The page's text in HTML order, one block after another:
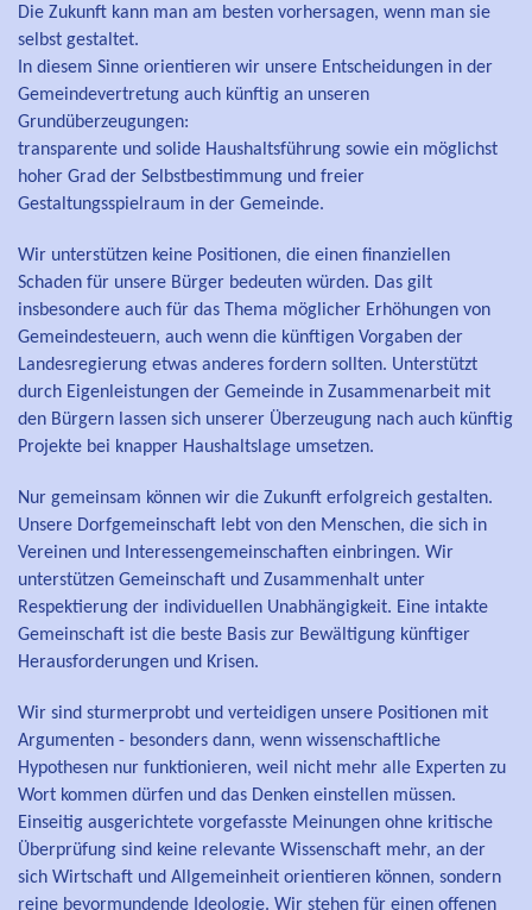
Die Zukunft kann man am besten vorhersagen, wenn man sie
selbst gestaltet.
In diesem Sinne orientieren wir unsere Entscheidungen in der
Gemeindevertretung auch künftig an unseren
Grundüberzeugungen:
transparente und solide Haushaltsführung sowie ein möglichst
hoher Grad der Selbstbestimmung und freier
Gestaltungsspielraum in der Gemeinde.
Wir unterstützen keine Positionen, die einen finanziellen
Schaden für unsere Bürger bedeuten würden. Das gilt
insbesondere auch für das Thema möglicher Erhöhungen von
Gemeindesteuern, auch wenn die künftigen Vorgaben der
Landesregierung etwas anderes fordern sollten. Unterstützt
durch Eigenleistungen der Gemeinde in Zusammenarbeit mit
den Bürgern lassen sich unserer Überzeugung nach auch künftig
Projekte bei knapper Haushaltslage umsetzen.
Nur gemeinsam können wir die Zukunft erfolgreich gestalten.
Unsere Dorfgemeinschaft lebt von den Menschen, die sich in
Vereinen und Interessengemeinschaften einbringen. Wir
unterstützen Gemeinschaft und Zusammenhalt unter
Respektierung der individuellen Unabhängigkeit. Eine intakte
Gemeinschaft ist die beste Basis zur Bewältigung künftiger
Herausforderungen und Krisen.
Wir sind sturmerprobt und verteidigen unsere Positionen mit
Argumenten - besonders dann, wenn wissenschaftliche
Hypothesen nur funktionieren, weil nicht mehr alle Experten zu
Wort kommen dürfen und das Denken einstellen müssen.
Einseitig ausgerichtete vorgefasste Meinungen ohne kritische
Überprüfung sind keine relevante Wissenschaft mehr, an der
sich Wirtschaft und Allgemeinheit orientieren können, sondern
reine bevormundende Ideologie. Wir stehen für einen offenen